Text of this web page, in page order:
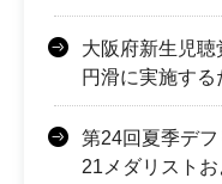
大阪府新生児聴
円滑に実施する
第24回夏季デ
21メダリスト